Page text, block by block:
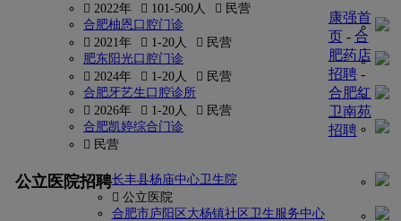
 2022年
 101-500人
 民营
合肥柚恩口腔门诊
 2021年
 1-20人
 民营
肥东阳光口腔门诊
 2024年
 1-20人
 民营
合肥牙艺生口腔诊所
 2026年
 1-20人
 民营
合肥凯婷综合门诊
 民营
公立医院招聘长丰县杨庙中心卫生院
 公立医院
合肥市庐阳区大杨镇社区卫生服务中心
康强首
页- 合
肥药店
招聘-
合肥红
卫南苑
招聘
密